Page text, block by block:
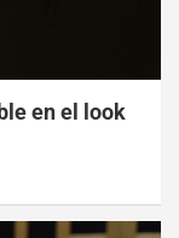
en el look